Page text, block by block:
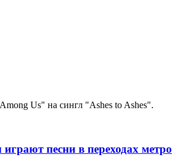
Us" на сингл "Ashes to Ashes".
песни в переходах метро